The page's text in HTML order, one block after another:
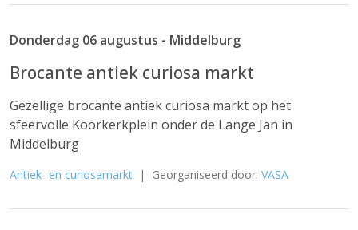
Donderdag 06 augustus - Middelburg
Brocante antiek curiosa markt
Gezellige brocante antiek curiosa markt op het
sfeervolle Koorkerkplein onder de Lange Jan in
Middelburg
Antiek- en curiosamarkt | Georganiseerd door: VASA